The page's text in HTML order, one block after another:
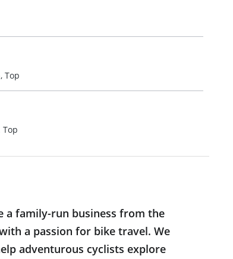
Top
a family-run business from the
a passion for bike travel. We
adventurous cyclists explore